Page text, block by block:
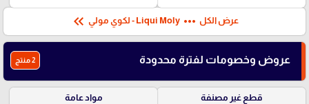
عرض الكل more_horiz
keyboard_double_arrow_left
عروض وخصومات لفترة محدودة 2 منتج
قطع غير مصنفة مواد عامة